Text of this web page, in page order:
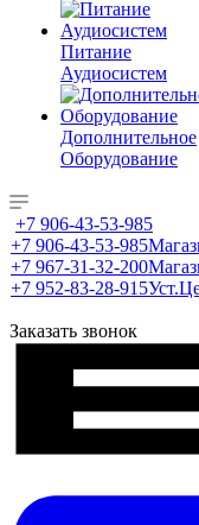
Питание
Аудиосистем
Дополнительное
Оборудование
+7 906-43-53-985
+7 906-43-53-985
+7 967-31-32-200
+7 952-83-28-915
Заказать звонок